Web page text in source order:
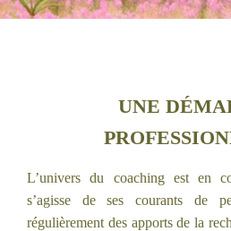
UNE
L’univers du coaching est en
s’agisse de ses courants de
régulièrement des apports de la